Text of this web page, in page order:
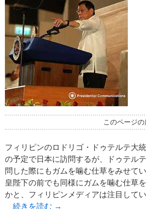
このページの
フィリピンのロドリゴ・ドゥテルテ大
の予定で日本に訪問するが、ドゥテル
問した際にもガムを噛む仕草をみせて
皇陛下の前でも同様にガムを噛む仕草
かと、フィリピンメディアは注目してい
続きを読む →